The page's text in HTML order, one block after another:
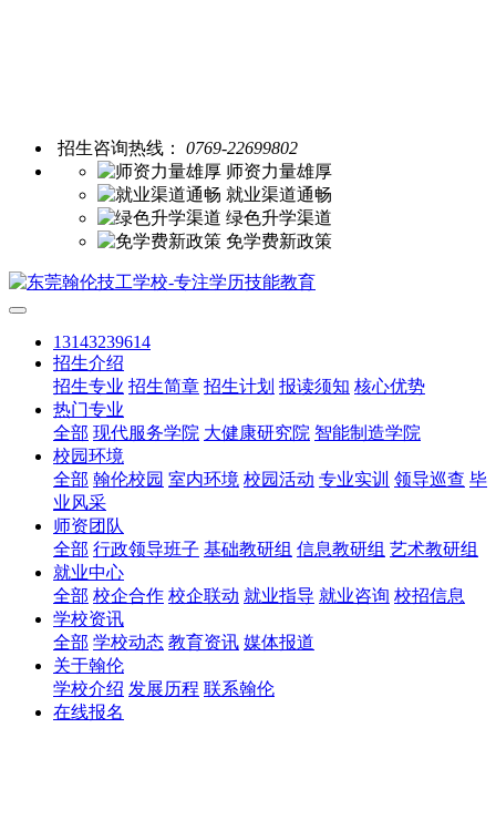
招生咨询热线：
0769-22699802
师资力量雄厚
就业渠道通畅
绿色升学渠道
免学费新政策
13143239614
招生介绍
招生专业 招生简章 招生计划 报读须知 核心优势
热门专业
全部 现代服务学院 大健康研究院 智能制造学院
校园环境
全部 翰伦校园 室内环境 校园活动 专业实训 领导巡查 毕
业风采
师资团队
全部 行政领导班子 基础教研组 信息教研组 艺术教研组
就业中心
全部 校企合作 校企联动 就业指导 就业咨询 校招信息
学校资讯
全部 学校动态 教育资讯 媒体报道
关于翰伦
学校介绍 发展历程 联系翰伦
在线报名